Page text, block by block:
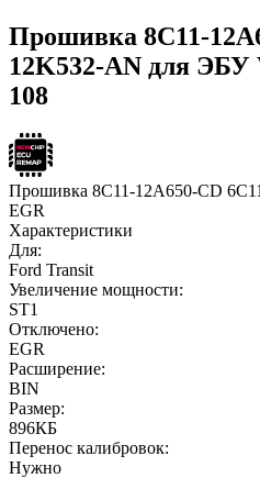
Прошивка 8C11-
12K532-AN для ЭБУ
108
Прошивка 8C11-12A650-CD
EGR
Характеристики
Для:
Ford Transit
Увеличение мощности:
ST1
Отключено:
EGR
Расширение:
BIN
Размер:
896КБ
Перенос калибровок:
Нужно